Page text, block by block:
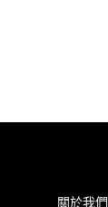
關於我們